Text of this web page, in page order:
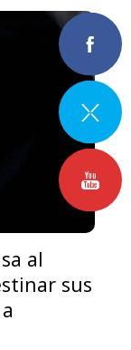
al
sus